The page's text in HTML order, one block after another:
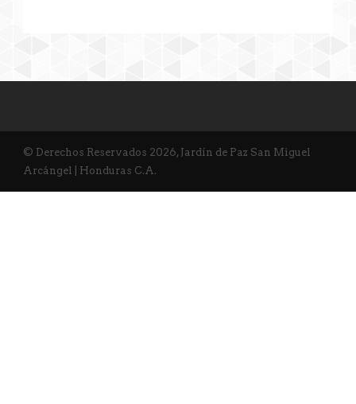
© Derechos Reservados 2026, Jardín de Paz San Miguel
Arcángel | Honduras C.A.